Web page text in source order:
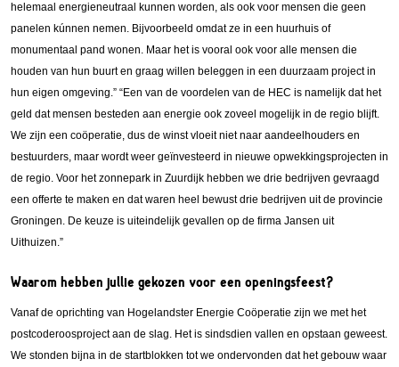
helemaal energieneutraal kunnen worden, als ook voor mensen die geen
panelen kúnnen nemen. Bijvoorbeeld omdat ze in een huurhuis of
monumentaal pand wonen. Maar het is vooral ook voor alle mensen die
houden van hun buurt en graag willen beleggen in een duurzaam project in
hun eigen omgeving.” “Een van de voordelen van de HEC is namelijk dat het
geld dat mensen besteden aan energie ook zoveel mogelijk in de regio blijft.
We zijn een coöperatie, dus de winst vloeit niet naar aandeelhouders en
bestuurders, maar wordt weer geïnvesteerd in nieuwe opwekkingsprojecten in
de regio. Voor het zonnepark in Zuurdijk hebben we drie bedrijven gevraagd
een offerte te maken en dat waren heel bewust drie bedrijven uit de provincie
Groningen. De keuze is uiteindelijk gevallen op de firma Jansen uit
Uithuizen.”
Waarom hebben jullie gekozen voor een openingsfeest?
Vanaf de oprichting van Hogelandster Energie Coöperatie zijn we met het
postcoderoosproject aan de slag. Het is sindsdien vallen en opstaan geweest.
We stonden bijna in de startblokken tot we ondervonden dat het gebouw waar